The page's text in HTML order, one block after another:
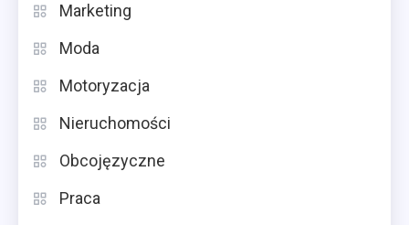
Marketing
Moda
Motoryzacja
Nieruchomości
Obcojęzyczne
Praca